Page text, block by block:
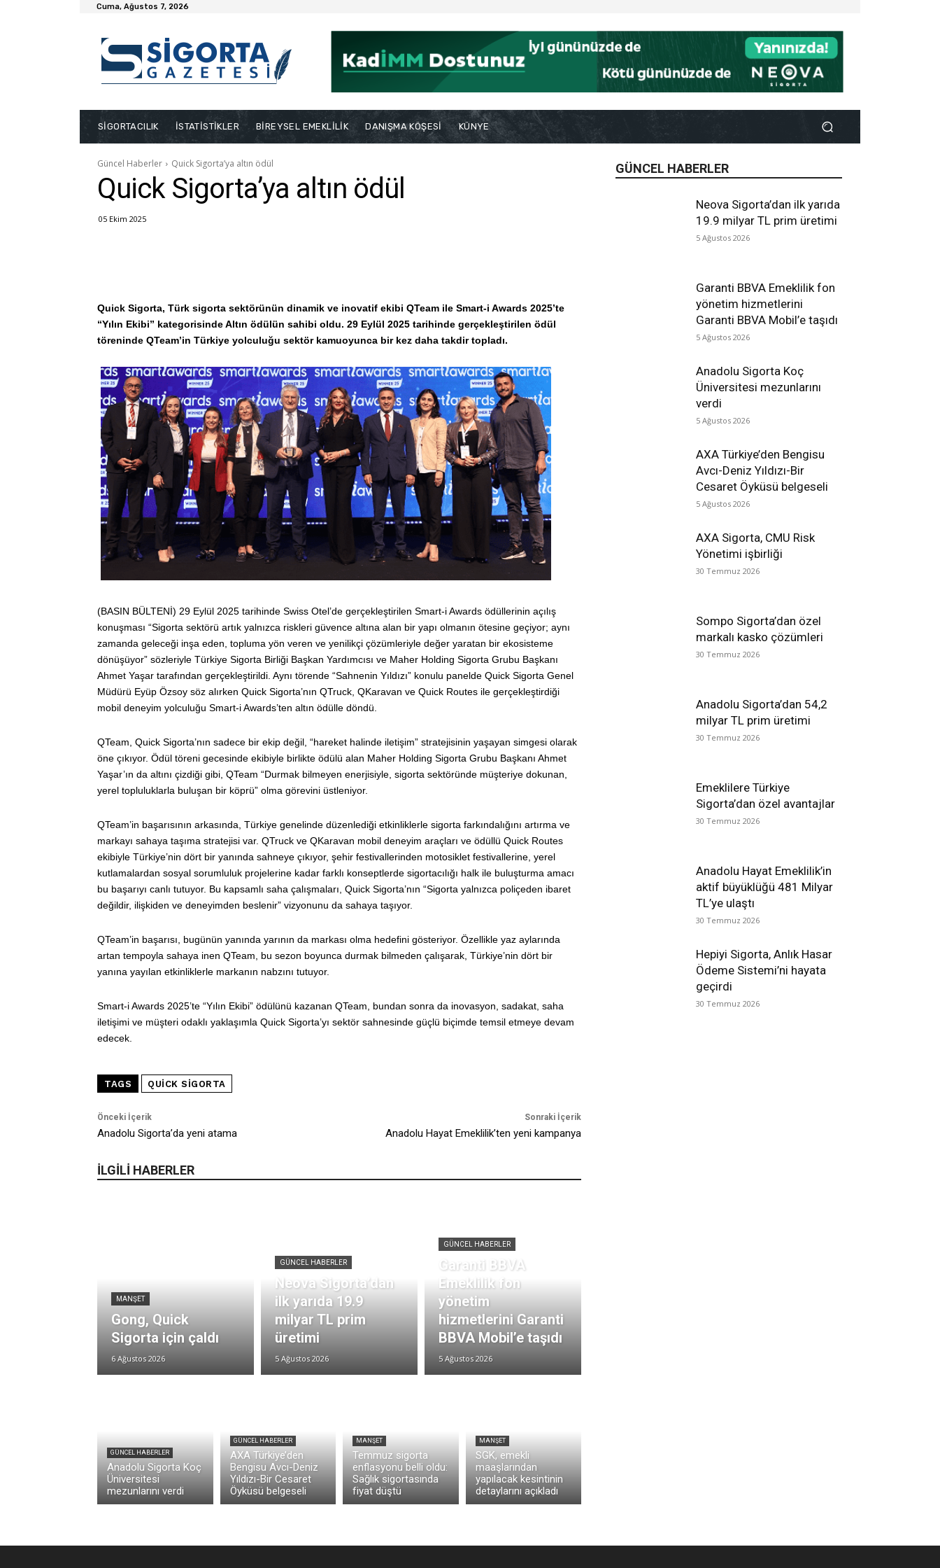
Cuma, Ağustos 7, 2026
SİGORTACILIK İSTATİSTİKLER BİREYSEL EMEKLİLİK DANIŞMA KÖŞESİ KÜNYE
GÜNCEL HABERLER
Neova Sigorta’dan ilk yarıda
19.9 milyar TL prim üretimi
5 Ağustos 2026
Garanti BBVA Emeklilik fon
yönetim hizmetlerini
Garanti BBVA Mobil’e taşıdı
5 Ağustos 2026
Anadolu Sigorta Koç
Üniversitesi mezunlarını
verdi
5 Ağustos 2026
AXA Türkiye’den Bengisu
Avcı-Deniz Yıldızı-Bir
Cesaret Öyküsü belgeseli
5 Ağustos 2026
AXA Sigorta, CMU Risk
Yönetimi işbirliği
30 Temmuz 2026
Sompo Sigorta’dan özel
markalı kasko çözümleri
30 Temmuz 2026
Anadolu Sigorta’dan 54,2
milyar TL prim üretimi
30 Temmuz 2026
Emeklilere Türkiye
Sigorta’dan özel avantajlar
30 Temmuz 2026
Anadolu Hayat Emeklilik’in
aktif büyüklüğü 481 Milyar
TL’ye ulaştı
30 Temmuz 2026
Hepiyi Sigorta, Anlık Hasar
Ödeme Sistemi’ni hayata
geçirdi
30 Temmuz 2026
Güncel Haberler Quick Sigorta’ya altın ödül
Quick Sigorta’ya altın ödül
05 Ekim 2025
Quick Sigorta, Türk sigorta sektörünün dinamik ve inovatif ekibi QTeam ile Smart-i Awards 2025’te
“Yılın Ekibi” kategorisinde Altın ödülün sahibi oldu. 29 Eylül 2025 tarihinde gerçekleştirilen ödül
töreninde QTeam’in Türkiye yolculuğu sektör kamuoyunca bir kez daha takdir topladı.
(BASIN BÜLTENİ) 29 Eylül 2025 tarihinde Swiss Otel’de gerçekleştirilen Smart-i Awards ödüllerinin açılış
konuşması “Sigorta sektörü artık yalnızca riskleri güvence altına alan bir yapı olmanın ötesine geçiyor; aynı
zamanda geleceği inşa eden, topluma yön veren ve yenilikçi çözümleriyle değer yaratan bir ekosisteme
dönüşüyor” sözleriyle Türkiye Sigorta Birliği Başkan Yardımcısı ve Maher Holding Sigorta Grubu Başkanı
Ahmet Yaşar tarafından gerçekleştirildi. Aynı törende “Sahnenin Yıldızı” konulu panelde Quick Sigorta Genel
Müdürü Eyüp Özsoy söz alırken Quick Sigorta’nın QTruck, QKaravan ve Quick Routes ile gerçekleştirdiği
mobil deneyim yolculuğu Smart-i Awards’ten altın ödülle döndü.
QTeam, Quick Sigorta’nın sadece bir ekip değil, “hareket halinde iletişim” stratejisinin yaşayan simgesi olarak
öne çıkıyor. Ödül töreni gecesinde ekibiyle birlikte ödülü alan Maher Holding Sigorta Grubu Başkanı Ahmet
Yaşar’ın da altını çizdiği gibi, QTeam “Durmak bilmeyen enerjisiyle, sigorta sektöründe müşteriye dokunan,
yerel topluluklarla buluşan bir köprü” olma görevini üstleniyor.
QTeam’in başarısının arkasında, Türkiye genelinde düzenlediği etkinliklerle sigorta farkındalığını artırma ve
markayı sahaya taşıma stratejisi var. QTruck ve QKaravan mobil deneyim araçları ve ödüllü Quick Routes
ekibiyle Türkiye’nin dört bir yanında sahneye çıkıyor, şehir festivallerinden motosiklet festivallerine, yerel
kutlamalardan sosyal sorumluluk projelerine kadar farklı konseptlerde sigortacılığı halk ile buluşturma amacı
bu başarıyı canlı tutuyor. Bu kapsamlı saha çalışmaları, Quick Sigorta’nın “Sigorta yalnızca poliçeden ibaret
değildir, ilişkiden ve deneyimden beslenir” vizyonunu da sahaya taşıyor.
QTeam’in başarısı, bugünün yanında yarının da markası olma hedefini gösteriyor. Özellikle yaz aylarında
artan tempoyla sahaya inen QTeam, bu sezon boyunca durmak bilmeden çalışarak, Türkiye’nin dört bir
yanına yayılan etkinliklerle markanın nabzını tutuyor.
Smart-i Awards 2025’te “Yılın Ekibi” ödülünü kazanan QTeam, bundan sonra da inovasyon, sadakat, saha
iletişimi ve müşteri odaklı yaklaşımla Quick Sigorta’yı sektör sahnesinde güçlü biçimde temsil etmeye devam
edecek.
TAGS QUICK SIGORTA
Önceki İçerik
Anadolu Sigorta’da yeni atama
Sonraki İçerik
Anadolu Hayat Emeklilik’ten yeni kampanya
İLGİLİ HABERLER
MANŞET
Gong, Quick
Sigorta için çaldı
6 Ağustos 2026
GÜNCEL HABERLER
Neova Sigorta’dan
ilk yarıda 19.9
milyar TL prim
üretimi
5 Ağustos 2026
GÜNCEL HABERLER
Garanti BBVA
Emeklilik fon
yönetim
hizmetlerini Garanti
BBVA Mobil’e taşıdı
5 Ağustos 2026
GÜNCEL HABERLER
Anadolu Sigorta Koç
Üniversitesi
mezunlarını verdi
GÜNCEL HABERLER
AXA Türkiye’den
Bengisu Avcı-Deniz
Yıldızı-Bir Cesaret
Öyküsü belgeseli
MANŞET
Temmuz sigorta
enflasyonu belli oldu:
Sağlık sigortasında
fiyat düştü
MANŞET
SGK, emekli
maaşlarından
yapılacak kesintinin
detaylarını açıkladı